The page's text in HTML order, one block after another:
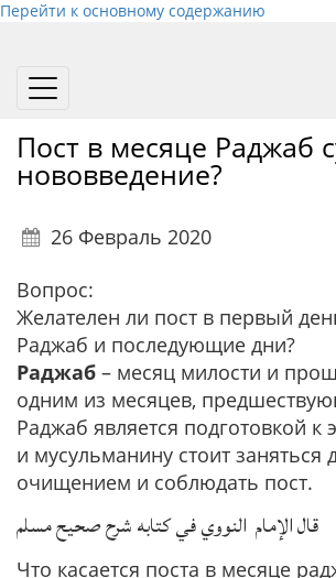
Перейти к основному содержанию
Toggle
Пост в месяце Раджаб
нововведение?
26 Февраль 2020
Вопрос:
Желателен ли пост в первый
Раджаб и последующие дни?
Раджаб – месяц милости и
одним из месяцев,
Раджаб является подготовкой к
и мусульманину стоит заняться
очищением и соблюдать пост.
قال الإمام النووي في كتابه شرح صحيح مسلم
Что касается поста в месяце